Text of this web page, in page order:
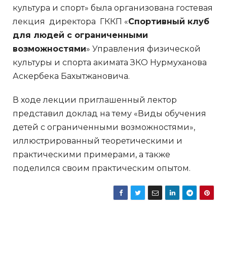
культура и спорт» была организована гостевая
лекция директора ГККП «Спортивный клуб
для людей с ограниченными
возможностями» Управления физической
культуры и спорта акимата ЗКО Нурмуханова
Аскербека Бахытжановича.
В ходе лекции приглашенный лектор
представил доклад на тему «Виды обучения
детей с ограниченными возможностями»,
иллюстрированный теоретическими и
практическими примерами, а также
поделился своим практическим опытом.